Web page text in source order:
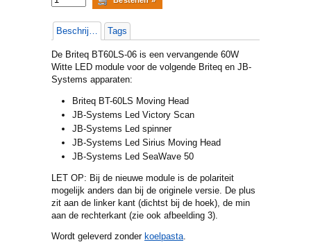
Beschrijving Tags
De Briteq BT60LS-06 is een vervangende 60W
Witte LED module voor de volgende Briteq en JB-
Systems apparaten:
Briteq BT-60LS Moving Head
JB-Systems Led Victory Scan
JB-Systems Led spinner
JB-Systems Led Sirius Moving Head
JB-Systems Led SeaWave 50
LET OP: Bij de nieuwe module is de polariteit
mogelijk anders dan bij de originele versie. De plus
zit aan de linker kant (dichtst bij de hoek), de min
aan de rechterkant (zie ook afbeelding 3).
Wordt geleverd zonder koelpasta.